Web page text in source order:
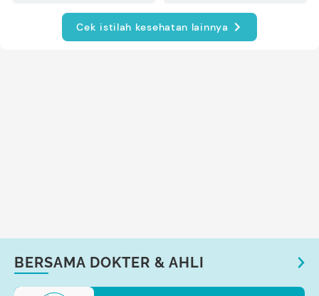
Cek istilah kesehatan lainnya
BERSAMA DOKTER & AHLI